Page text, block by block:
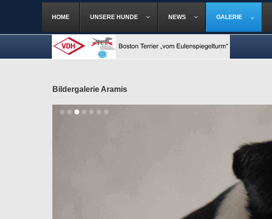
HOME UNSERE HUNDE NEWS GALERIE
Bildergalerie Aramis